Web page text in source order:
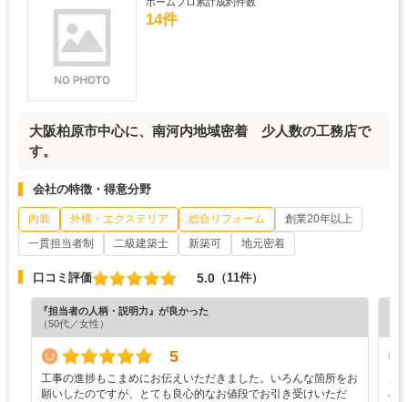
14件
大阪柏原市中心に、南河内地域密着 少人数の工務店で
す。
会社の特徴・得意分野
内装 外構・エクステリア 総合リフォーム
創業20年以上
一貫担当者制
二級建築士 新築可 地元密着
口コミ評価 5.0 （11件）
『担当者の人柄・説明力』が良かった
（50代／女性）
5
工事の進捗もこまめにお伝えいただきました。いろんな箇所をお
願いしたのですが、とても良心的なお値段でお引き受けいただ
早